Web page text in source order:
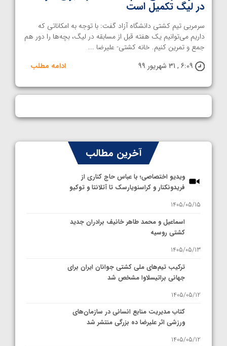
در لیگ تکمیل است
سرمربی تیم کشتی دانشگاه آزاد گفت: با توجه به امکاناتی که
داریم می‌توانیم یک هفته قبل از مسابقه در لیگ، بچه‌ها را دور هم
جمع و تمرین کنیم. خانه کشتی- علیرضا ...
6:09 , 31 شهریور 99
ادامه مطلب
آخرین مطالب
ویدیو اختصاصی؛ با عباس حاج کناری از
فریدونکنار و کراسنویارسک تا آتلانتا و توکیو
1405/05/15
اسماعیل و محمد طاهر خانیف برادران جدید
کشتی روسیه
1405/05/13
ترکیب تیم‌های ملی کشتی جوانان ایران برای
جهانی براتیسلاوا مشخص شد
1405/05/12
کتاب مدیریت منابع انسانی در سازمان‌های
ورزشی اثر علیرضا ده بزرگی منتشر شد
1405/05/12